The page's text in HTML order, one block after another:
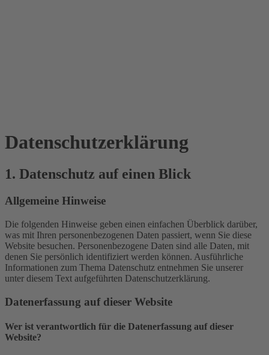
Datenschutz­erklärung
1. Datenschutz auf einen Blick
Allgemeine Hinweise
Die folgenden Hinweise geben einen einfachen Überblick darüber,
was mit Ihren personenbezogenen Daten passiert, wenn Sie diese
Website besuchen. Personenbezogene Daten sind alle Daten, mit
denen Sie persönlich identifiziert werden können. Ausführliche
Informationen zum Thema Datenschutz entnehmen Sie unserer
unter diesem Text aufgeführten Datenschutzerklärung.
Datenerfassung auf dieser Website
Wer ist verantwortlich für die Datenerfassung auf dieser
Website?